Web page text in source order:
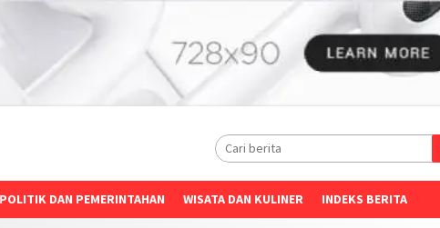
POLITIK DAN PEMERINTAHAN WISATA DAN KULINER INDEKS BERITA